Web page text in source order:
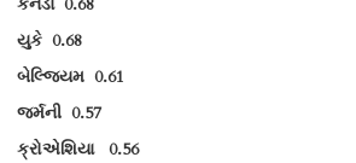
યુકે0.68
બેલ્જિયમ0.61
જર્મની0.57
ક્રોએશિયા0.56